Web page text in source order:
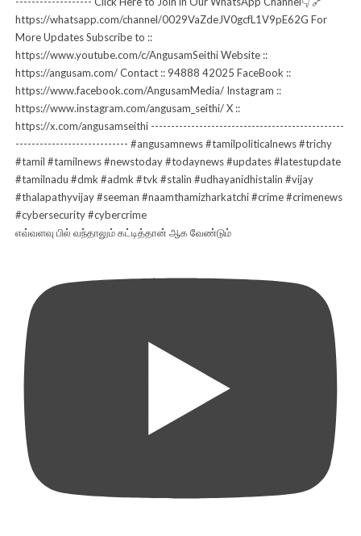
எவ்வளவு பில் வந்தாலும் கட்டித்தான் ஆக வேண்டும்